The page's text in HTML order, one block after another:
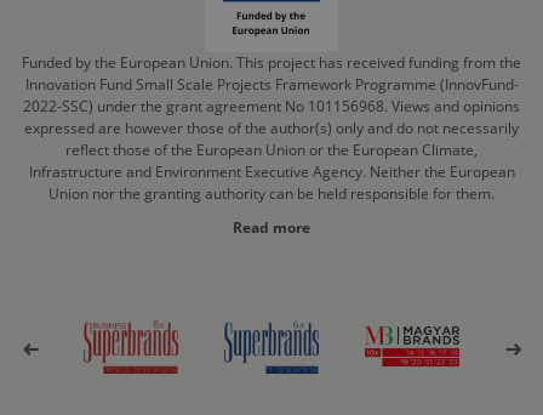
Funded by the European Union. This project has received funding from the
Innovation Fund Small Scale Projects Framework Programme (InnovFund-
2022-SSC) under the grant agreement No 101156968. Views and opinions
expressed are however those of the author(s) only and do not necessarily
reflect those of the European Union or the European Climate,
Infrastructure and Environment Executive Agency. Neither the European
Union nor the granting authority can be held responsible for them.
Read more